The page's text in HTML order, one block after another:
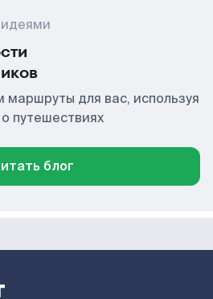
для вас, используя
путешествиях
блог